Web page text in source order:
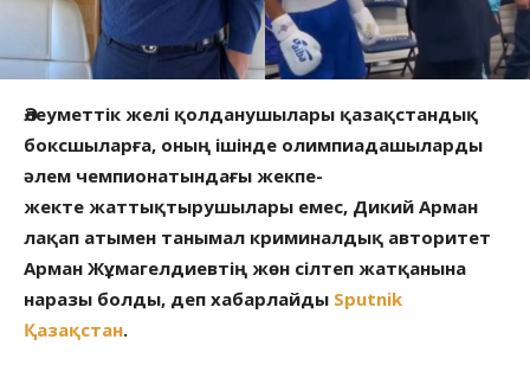
Әлеуметтік желі қолданушылары қазақстандық
боксшыларға, оның ішінде олимпиадашыларды
әлем чемпионатындағы жекпе-
жекте жаттықтырушылары емес, Дикий Арман
лақап атымен танымал криминалдық авторитет
Арман Жұмагелдиевтің жөн сілтеп жатқанына
наразы болды, деп хабарлайды Sputnik
Қазақстан.